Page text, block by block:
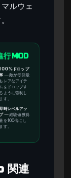
ルウェ
行MOD
ドロップ
—敵が毎回最
もレアなアイテ
ムをドロップす
るように強制し
ます。
時レベルアッ
—経験値獲得
を100倍にし
ます。
関連